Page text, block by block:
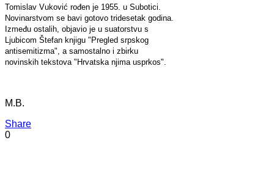
Tomislav Vuković rođen je 1955. u Subotici.
Novinarstvom se bavi gotovo tridesetak godina.
Između ostalih, objavio je u suatorstvu s
Ljubicom Štefan knjigu "Pregled srpskog
antisemitizma", a samostalno i zbirku
novinskih tekstova "Hrvatska njima usprkos".
M.B.
Share
0